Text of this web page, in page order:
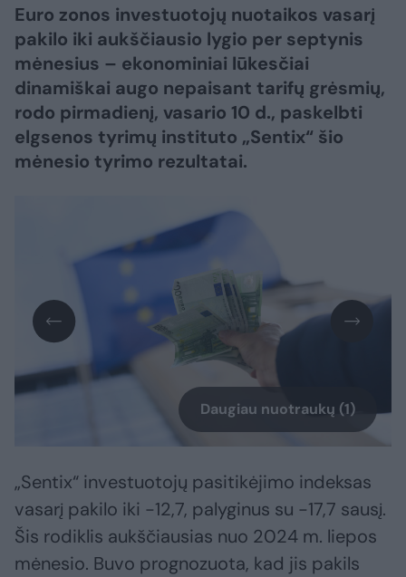
Euro zonos investuotojų nuotaikos vasarį
pakilo iki aukščiausio lygio per septynis
mėnesius – ekonominiai lūkesčiai
dinamiškai augo nepaisant tarifų grėsmių,
rodo pirmadienį, vasario 10 d., paskelbti
elgsenos tyrimų instituto „Sentix“ šio
mėnesio tyrimo rezultatai.
Daugiau nuotraukų (1)
„Sentix“ investuotojų pasitikėjimo indeksas
vasarį pakilo iki -12,7, palyginus su -17,7 sausį.
Šis rodiklis aukščiausias nuo 2024 m. liepos
mėnesio. Buvo prognozuota, kad jis pakils